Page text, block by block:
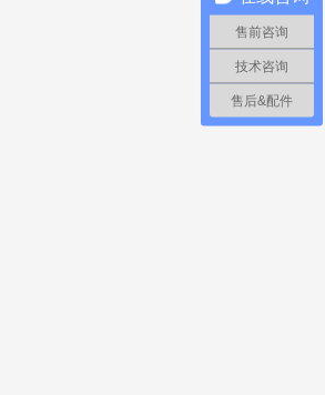
售前咨询
技术咨询
售后&配件